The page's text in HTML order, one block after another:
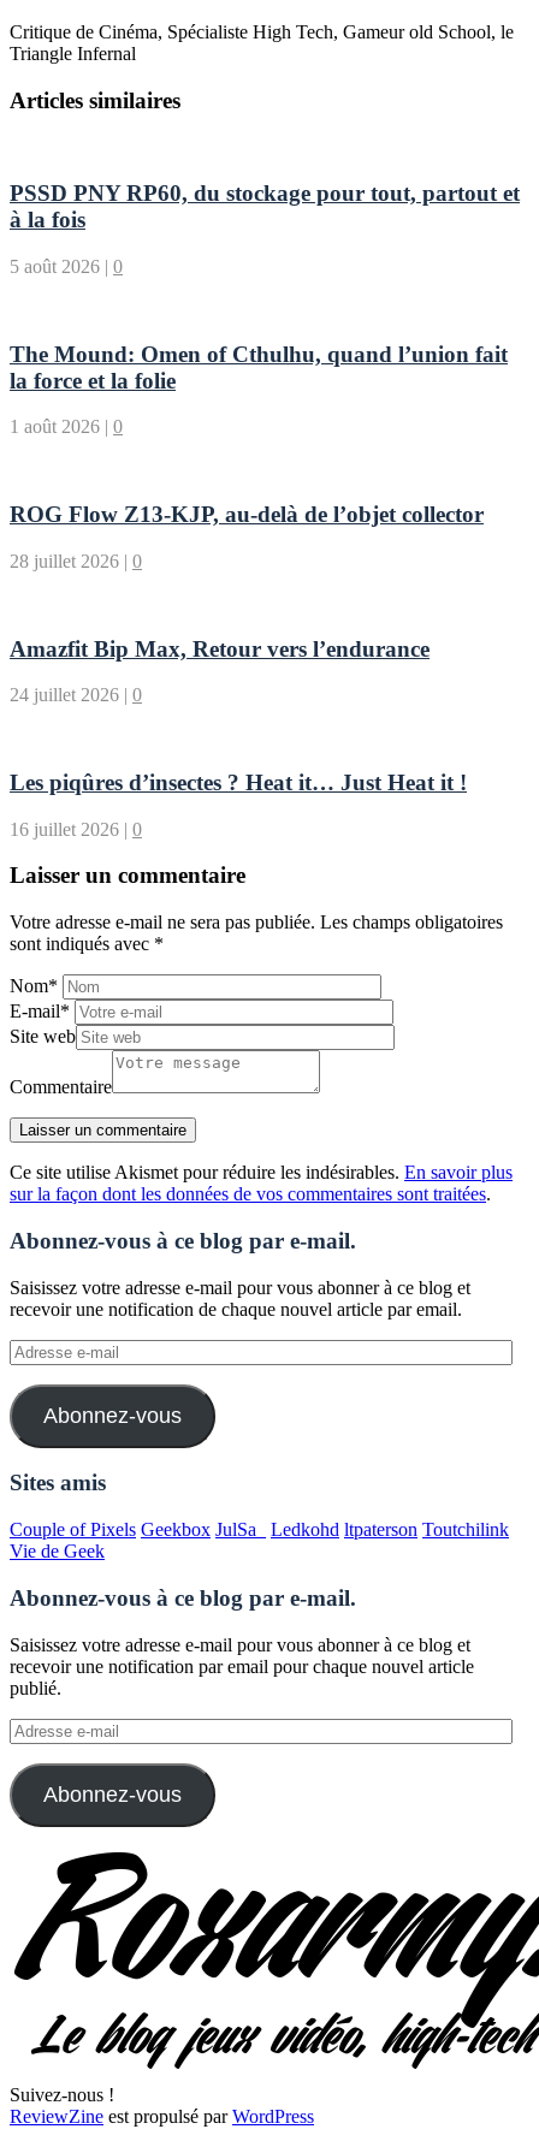
Critique de Cinéma, Spécialiste High Tech, Gameur old School, le
Triangle Infernal
Articles similaires
PSSD PNY RP60, du stockage pour tout, partout et
à la fois
5 août 2026 | 0
The Mound: Omen of Cthulhu, quand l’union fait
la force et la folie
1 août 2026 | 0
ROG Flow Z13-KJP, au-delà de l’objet collector
28 juillet 2026 | 0
Amazfit Bip Max, Retour vers l’endurance
24 juillet 2026 | 0
Les piqûres d’insectes ? Heat it… Just Heat it !
16 juillet 2026 | 0
Laisser un commentaire
Votre adresse e-mail ne sera pas publiée. Les champs obligatoires
sont indiqués avec *
Nom*
E-mail*
Site web
Commentaire
Ce site utilise Akismet pour réduire les indésirables. En savoir plus
sur la façon dont les données de vos commentaires sont traitées.
Abonnez-vous à ce blog par e-mail.
Saisissez votre adresse e-mail pour vous abonner à ce blog et
recevoir une notification de chaque nouvel article par email.
Adresse
e-
mail
Abonnez-vous
Sites amis
Couple of Pixels Geekbox JulSa_ Ledkohd ltpaterson Toutchilink
Vie de Geek
Abonnez-vous à ce blog par e-mail.
Saisissez votre adresse e-mail pour vous abonner à ce blog et
recevoir une notification par email pour chaque nouvel article
publié.
Adresse
e-
mail
Abonnez-vous
Suivez-nous !
ReviewZine est propulsé parWordPress